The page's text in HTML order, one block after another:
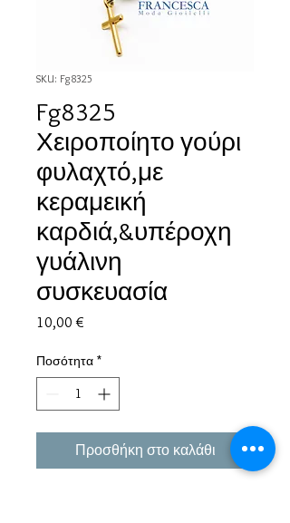
SKU: Fg8325
Fg8325
Χειροποίητο γούρι
φυλαχτό,με
κεραμεική
καρδιά,&υπέροχη
γυάλινη
συσκευασία
10,00 €
Ποσότητα *
Προσθήκη στο καλάθι